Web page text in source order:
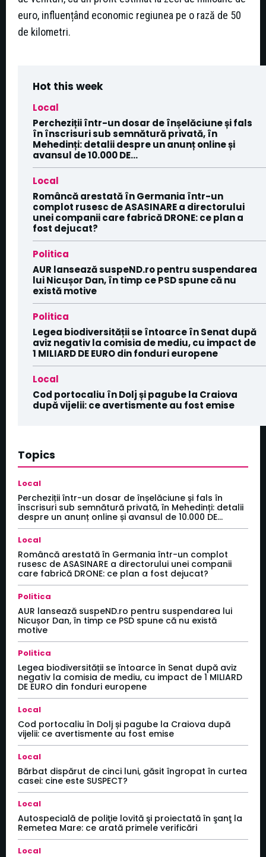
euro, influențând economic regiunea pe o rază de 50
de kilometri.
Hot this week
Local
Percheziții într-un dosar de înșelăciune și fals
în înscrisuri sub semnătură privată, în
Mehedinți: detalii despre un anunț online și
avansul de 10.000 DE...
Local
Româncă arestată în Germania într-un
complot rusesc de ASASINARE a directorului
unei companii care fabrică DRONE: ce plan a
fost dejucat?
Politica
AUR lansează suspeND.ro pentru suspendarea
lui Nicușor Dan, în timp ce PSD spune că nu
există motive
Politica
Legea biodiversității se întoarce în Senat după
aviz negativ la comisia de mediu, cu impact de
1 MILIARD DE EURO din fonduri europene
Local
Cod portocaliu în Dolj și pagube la Craiova
după vijelii: ce avertismente au fost emise
Topics
Local
Percheziții într-un dosar de înșelăciune și fals în
înscrisuri sub semnătură privată, în Mehedinți: detalii
despre un anunț online și avansul de 10.000 DE...
Local
Româncă arestată în Germania într-un complot
rusesc de ASASINARE a directorului unei companii
care fabrică DRONE: ce plan a fost dejucat?
Politica
AUR lansează suspeND.ro pentru suspendarea lui
Nicușor Dan, în timp ce PSD spune că nu există
motive
Politica
Legea biodiversității se întoarce în Senat după aviz
negativ la comisia de mediu, cu impact de 1 MILIARD
DE EURO din fonduri europene
Local
Cod portocaliu în Dolj și pagube la Craiova după
vijelii: ce avertismente au fost emise
Local
Bărbat dispărut de cinci luni, găsit îngropat în curtea
casei: cine este SUSPECT?
Local
Autospecială de poliţie lovită şi proiectată în şanţ la
Remetea Mare: ce arată primele verificări
Local